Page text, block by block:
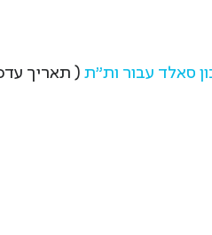
סאלד עבור ות"ת ( תאריך